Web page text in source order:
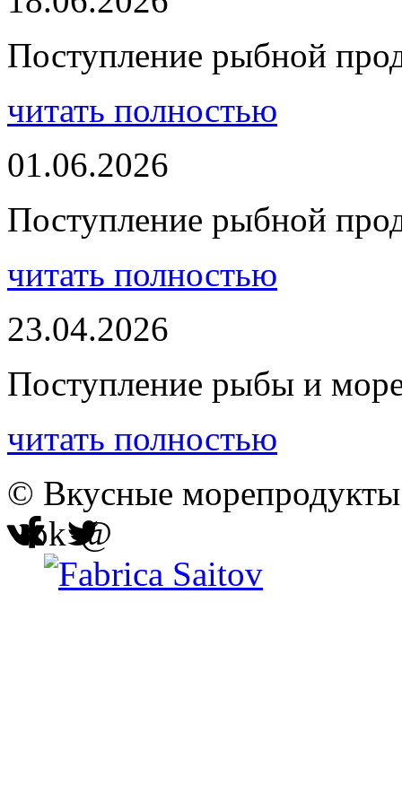
Поступление рыбной
читать полностью
01.06.2026
Поступление рыбной
читать полностью
23.04.2026
Поступление рыбы и
читать полностью
© Вкусные
ok @